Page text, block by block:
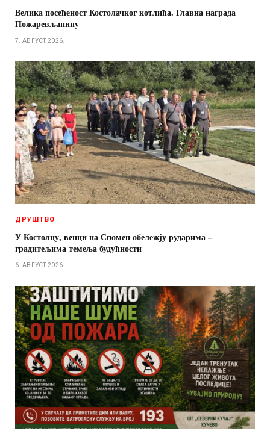
Велика посећеност Костолачког котлића. Главна награда
Пожаревљанину
7. АВГУСТ 2026.
ДРУШТВО
У Костолцу, венци на Спомен обележју рударима –
градитељима темеља будућности
6. АВГУСТ 2026.